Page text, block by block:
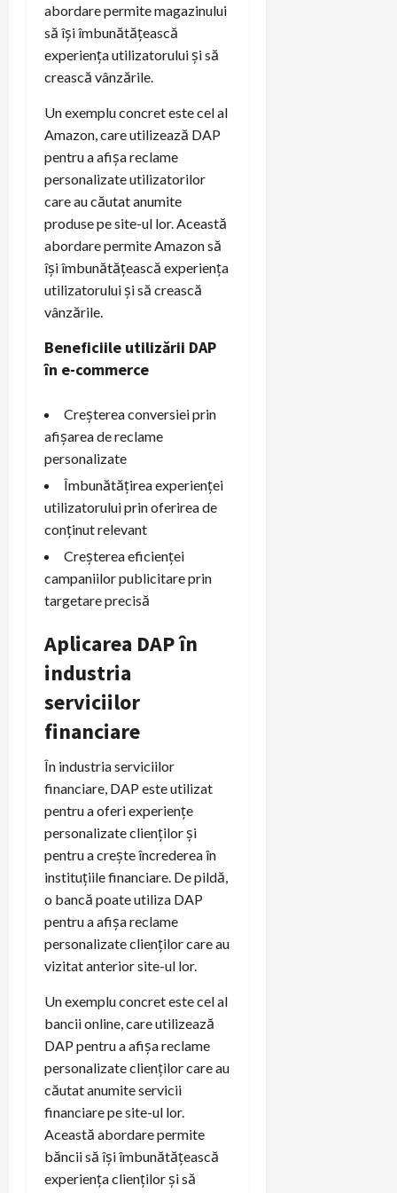
abordare permite magazinului
să își îmbunătățească
experiența utilizatorului și să
crească vânzările.
Un exemplu concret este cel al
Amazon, care utilizează DAP
pentru a afișa reclame
personalizate utilizatorilor
care au căutat anumite
produse pe site-ul lor. Această
abordare permite Amazon să
își îmbunătățească experiența
utilizatorului și să crească
vânzările.
Beneficiile utilizării DAP
în e-commerce
Creșterea conversiei prin
afișarea de reclame
personalizate
Îmbunătățirea experienței
utilizatorului prin oferirea de
conținut relevant
Creșterea eficienței
campaniilor publicitare prin
targetare precisă
Aplicarea DAP în
industria
serviciilor
financiare
În industria serviciilor
financiare, DAP este utilizat
pentru a oferi experiențe
personalizate clienților și
pentru a crește încrederea în
instituțiile financiare. De pildă,
o bancă poate utiliza DAP
pentru a afișa reclame
personalizate clienților care au
vizitat anterior site-ul lor.
Un exemplu concret este cel al
bancii online, care utilizează
DAP pentru a afișa reclame
personalizate clienților care au
căutat anumite servicii
financiare pe site-ul lor.
Această abordare permite
băncii să își îmbunătățească
experiența clienților și să